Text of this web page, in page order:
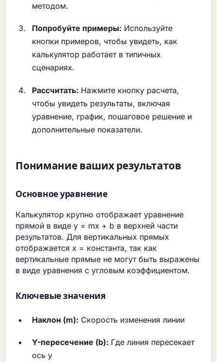
методом.
Попробуйте примеры: Используйте
кнопки примеров, чтобы увидеть, как
калькулятор работает в типичных
сценариях.
Рассчитать: Нажмите кнопку расчета,
чтобы увидеть результаты, включая
уравнение, график, пошаговое решение и
дополнительные показатели.
Понимание ваших результатов
Основное уравнение
Калькулятор крупно отображает уравнение
прямой в виде y = mx + b в верхней части
результатов. Для вертикальных прямых
отображается x = константа, так как
вертикальные прямые не могут быть выражены
в виде уравнения с угловым коэффициентом.
Ключевые значения
Наклон (m): Скорость изменения линии
Y-пересечение (b): Где линия пересекает
ось y